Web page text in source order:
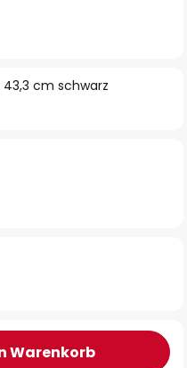
cm schwarz
Warenkorb